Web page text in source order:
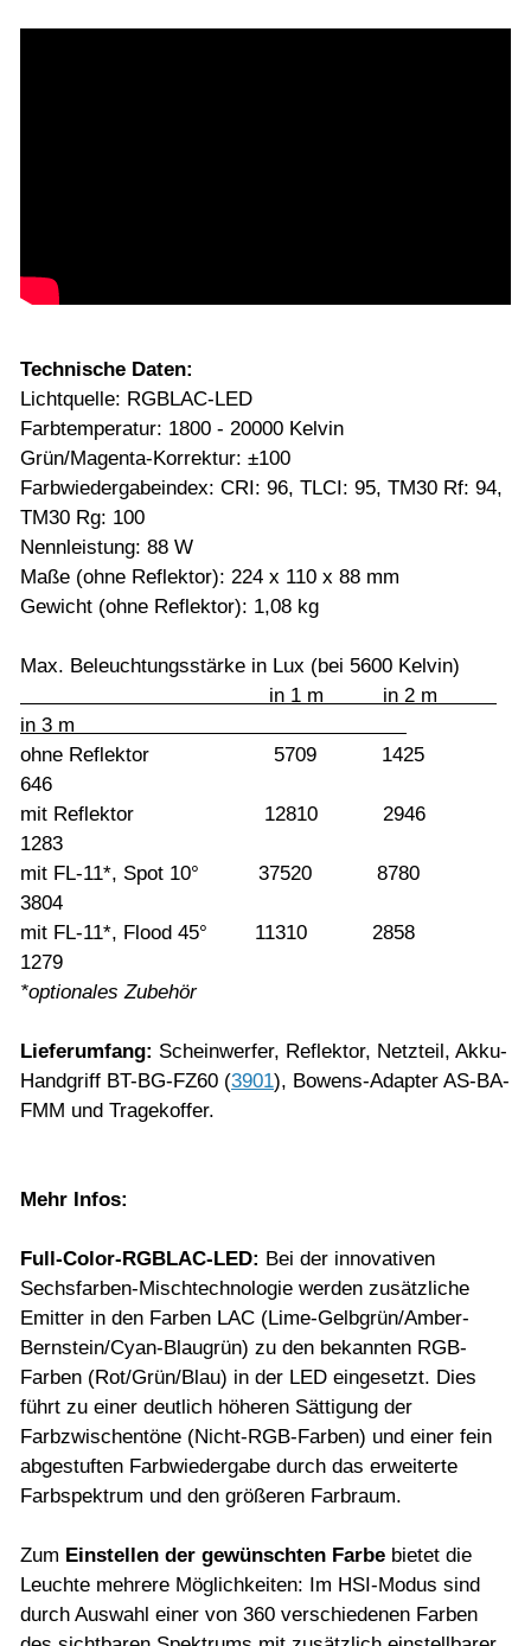
Technische Daten:
Lichtquelle: RGBLAC-LED
Farbtemperatur: 1800 - 20000 Kelvin
Grün/Magenta-Korrektur: ±100
Farbwiedergabeindex: CRI: 96, TLCI: 95, TM30 Rf: 94,
TM30 Rg: 100
Nennleistung: 88 W
Maße (ohne Reflektor): 224 x 110 x 88 mm
Gewicht (ohne Reflektor): 1,08 kg
Max. Beleuchtungsstärke in Lux (bei 5600 Kelvin)
in 1 m in 2 m
in 3 m
ohne Reflektor 5709 1425
646
mit Reflektor 12810 2946
1283
mit FL-11*, Spot 10° 37520 8780
3804
mit FL-11*, Flood 45° 11310 2858
1279
*optionales Zubehör
Lieferumfang: Scheinwerfer, Reflektor, Netzteil, Akku-
Handgriff BT-BG-FZ60 (3901), Bowens-Adapter AS-BA-
FMM und Tragekoffer.
Mehr Infos:
Full-Color-RGBLAC-LED: Bei der innovativen
Sechsfarben-Mischtechnologie werden zusätzliche
Emitter in den Farben LAC (Lime-Gelbgrün/Amber-
Bernstein/Cyan-Blaugrün) zu den bekannten RGB-
Farben (Rot/Grün/Blau) in der LED eingesetzt. Dies
führt zu einer deutlich höheren Sättigung der
Farbzwischentöne (Nicht-RGB-Farben) und einer fein
abgestuften Farbwiedergabe durch das erweiterte
Farbspektrum und den größeren Farbraum.
Zum Einstellen der gewünschten Farbe bietet die
Leuchte mehrere Möglichkeiten: Im HSI-Modus sind
durch Auswahl einer von 360 verschiedenen Farben